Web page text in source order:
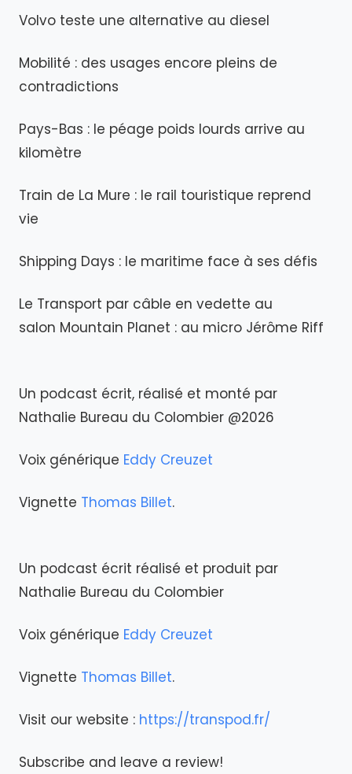
Volvo teste une alternative au diesel
Mobilité : des usages encore pleins de
contradictions
Pays-Bas : le péage poids lourds arrive au
kilomètre
Train de La Mure : le rail touristique reprend
vie
Shipping Days : le maritime face à ses défis
Le Transport par câble en vedette au
salon Mountain Planet : au micro Jérôme Riff
Un podcast écrit, réalisé et monté par
Nathalie Bureau du Colombier @2026
Voix générique Eddy Creuzet
Vignette Thomas Billet.
Un podcast écrit réalisé et produit par
Nathalie Bureau du Colombier
Voix générique Eddy Creuzet
Vignette Thomas Billet.
Visit our website : https://transpod.fr/
Subscribe and leave a review!